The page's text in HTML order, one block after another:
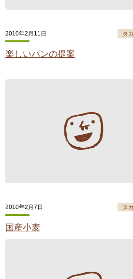
2010年2月11日 タ
楽しいパンの提案
2010年2月7日 タ
国産小麦